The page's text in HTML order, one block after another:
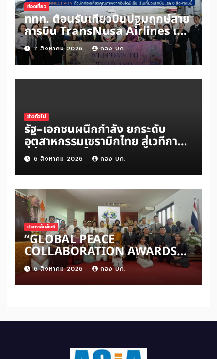
ท่องเที่ยว
ททท. ต้อนรับเที่ยวบินปฐมฤกษ์สาย
การบิน TransNusa Airlines เส้น
ทางจาการ์ตา-กรุงเทพฯ เสริม Air
Connectivity ดึงนักท่องเที่ยว
คุณภาพจากอินโดนีเซีย เริ่มเที่ยว
แรกบินแรก 6 สิงหาคมนี้
7 สิงหาคม 2026 กอง บก.
ข่าวทั่วไป
รัฐ–เอกชนผนึกกำลัง ยกระดับ
อุตสาหกรรมเซรามิกไทย สู่เวทีการ
แข่งขันระดับโลก
6 สิงหาคม 2026 กอง บก.
ประชาสัมพันธ์
“GLOBAL PEACE
COLLABORATION AWARDS
2026” เปิดเวทีเชิดชูผู้สร้าง
สันติภาพโลก ดันแนวคิด ‘สันติภาพ
เริ่มต้นจากหัวใจมนุษย์’ สู่ความร่วม
6 สิงหาคม 2026 กอง บก.